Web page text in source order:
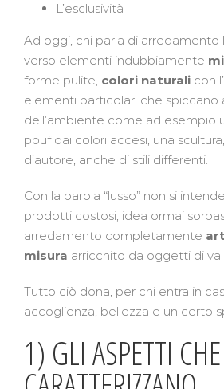
L’esclusività
Ad oggi, chi parla di arredamento
verso elementi indubbiamente
forme pulite, colori naturali con
elementi particolari che spiccano
dell’ambiente come ad esempio
pouf dai colori accesi, una
d’autore, anche di stili differenti.
Con la parola “lusso” non si
prodotti costosi, idea ormai
arredamento completamente
misura arricchito da oggetti di
Tutto ciò dona, per chi entra in
accoglienza, bellezza e un certo
1) GLI ASPETTI